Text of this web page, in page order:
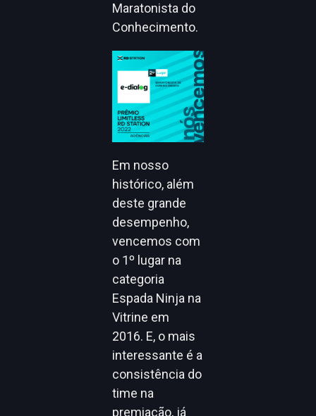
Maratonista do
Conhecimento.
Em nosso
histórico, além
deste grande
desempenho,
vencemos com
o 1º lugar na
categoria
Espada Ninja na
Vitrine em
2016. E, o mais
interessante é a
consistência do
time na
premiação, já